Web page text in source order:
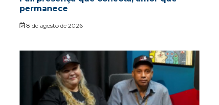
permanece
8 de agosto de 2026